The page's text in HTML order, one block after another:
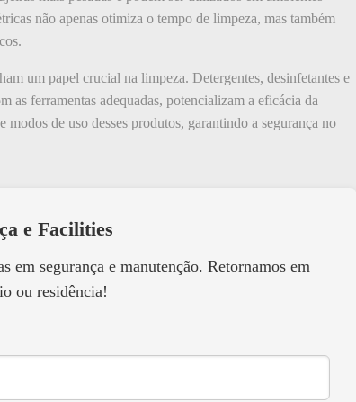
não apenas otimiza o tempo de limpeza, mas também
um papel crucial na limpeza. Detergentes, desinfetantes e
as ferramentas adequadas, potencializam a eficácia da
de uso desses produtos, garantindo a segurança no
e Facilities
em segurança e manutenção. Retornamos em
ou residência!